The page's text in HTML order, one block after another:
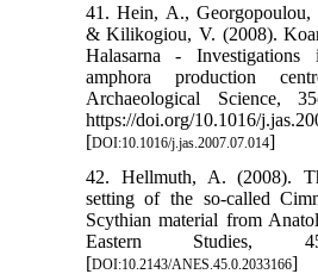
41. Hein, A.,
& Kilikogiou, V. (2008).
Halasarna -
amphora production
Archaeological Science,
https://doi.org/10.1016/
[DOI:10.1016/j.jas.2007.07.014]
42. Hellmuth, A. (2008).
setting of the so-called
Scythian material from
Eastern Studies,
[DOI:10.2143/ANES.45.0.2033166]